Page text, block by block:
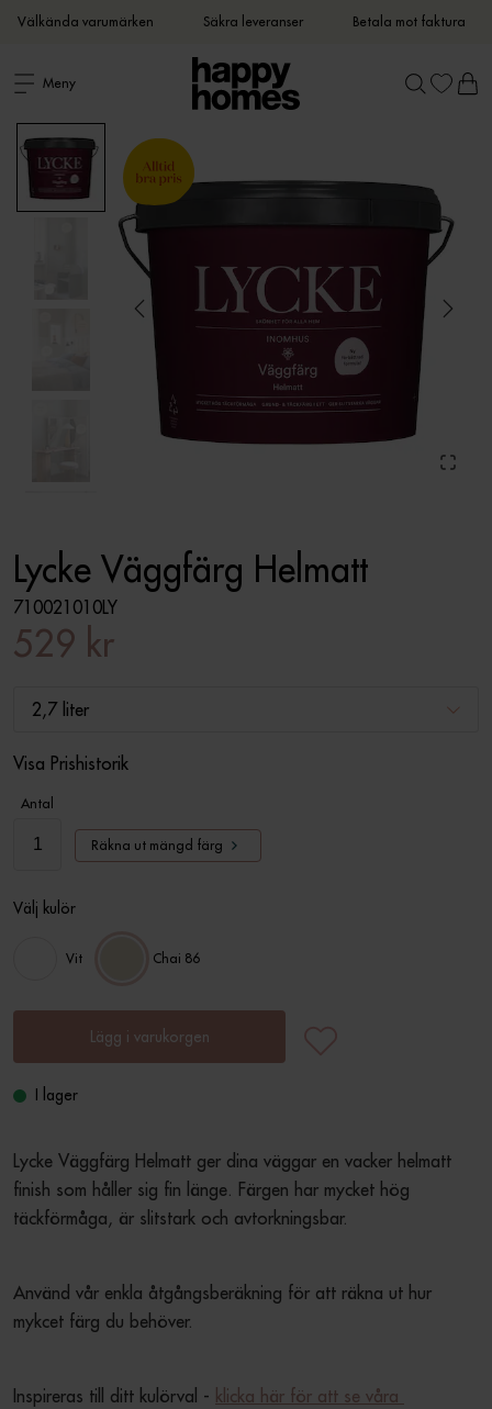
Välkända varumärken Säkra leveranser Betala mot faktura
Meny
Lycke Väggfärg Helmatt
710021010LY
529 kr
2,7 liter
Visa Prishistorik
Antal
Räkna ut mängd färg
Välj kulör
Vit Chai 86
Lägg i varukorgen
I lager
Lycke Väggfärg Helmatt ger dina väggar en vacker helmatt
finish som håller sig fin länge. Färgen har mycket hög
täckförmåga, är slitstark och avtorkningsbar.
Använd vår enkla åtgångsberäkning för att räkna ut hur
mykcet färg du behöver.
Inspireras till ditt kulörval - klicka här för att se våra